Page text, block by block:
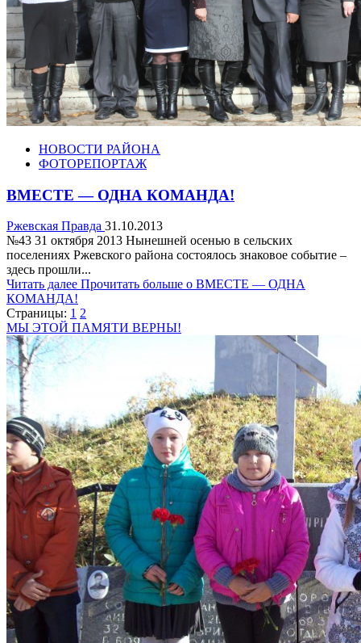
НОВОСТИ РАЙОНА
ФОТОРЕПОРТАЖ
ВМЕСТЕ — ОДНА КОМАНДА!
Ржевская Правда 31.10.2013
№43 31 октября 2013 Нынешней осенью в сельских
поселениях Ржевского района состоялось знаковое событие –
здесь прошли...
Читать далее Прочитать больше о ВМЕСТЕ — ОДНА
КОМАНДА!
Страницы: 1 2
МЫ ЭТОЙ ПАМЯТИ ВЕРНЫ!